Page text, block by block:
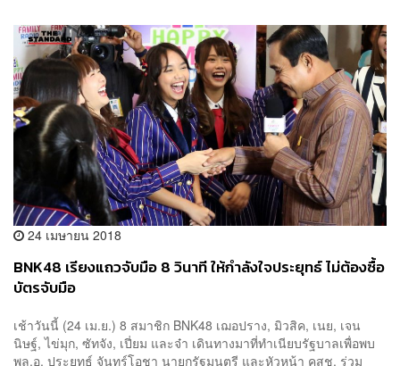
24 เมษายน 2018
BNK48 เรียงแถวจับมือ 8 วินาที ให้กำลังใจประยุทธ์ ไม่ต้องซื้อ
บัตรจับมือ
เช้าวันนี้ (24 เม.ย.) 8 สมาชิก BNK48 เฌอปราง, มิวสิค, เนย, เจน
นิษฐ์, ไข่มุก, ซัทจัง, เปี่ยม และจ๋า เดินทางมาที่ทำเนียบรัฐบาลเพื่อพบ
พล.อ. ประยุทธ์ จันทร์โอชา นายกรัฐมนตรี และหัวหน้า คสช. ร่วม